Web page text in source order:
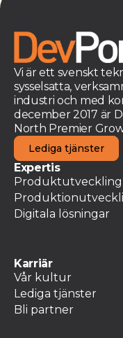
Vi är ett svenskt
sysselsatta,
industri och med
december 2017 är
North Premier
Lediga tjänster
Expertis
Produktutveckling
Digitala lösningar
Karriär
Vår kultur
Lediga tjänster
Bli partner